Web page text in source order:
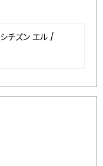
シチズン エル /